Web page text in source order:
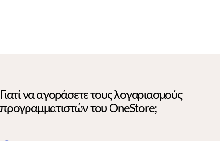
Γιατί να αγοράσετε τους λογαριασμούς
προγραμματιστών του OneStore;